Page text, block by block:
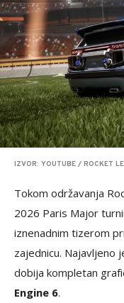
IZVOR: YOUTUBE / ROCKET
Tokom održavanja
2026 Paris Major
iznenadnim tizerom
zajednicu. Najavljeno
dobija kompletan
Engine 6.